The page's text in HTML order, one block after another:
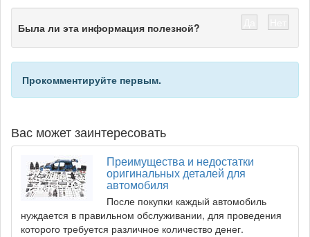
Была ли эта информация полезной?
Прокомментируйте первым.
Вас может заинтересовать
Преимущества и недостатки
оригинальных деталей для
автомобиля
После покупки каждый автомобиль
нуждается в правильном обслуживании, для проведения
которого требуется различное количество денег.